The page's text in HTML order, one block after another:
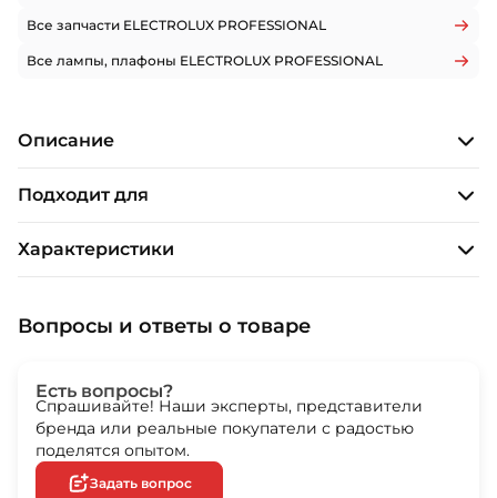
Все запчасти ELECTROLUX PROFESSIONAL
Все лампы, плафоны ELECTROLUX PROFESSIONAL
Описание
Подходит для
Характеристики
Вопросы и ответы о товаре
Есть вопросы?
Спрашивайте! Наши эксперты, представители
бренда или реальные покупатели с радостью
поделятся опытом.
Задать вопрос